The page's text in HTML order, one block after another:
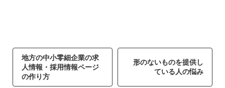
地方の中小零細企業の求
人情報・採用情報ページ
の作り方
形のないものを提供し
ている人の悩み